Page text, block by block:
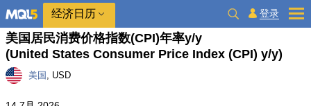
经济日历 登录
美国居民消费价格指数(CPI)年率y/y
(United States Consumer Price Index (CPI) y/y)
美国 , USD